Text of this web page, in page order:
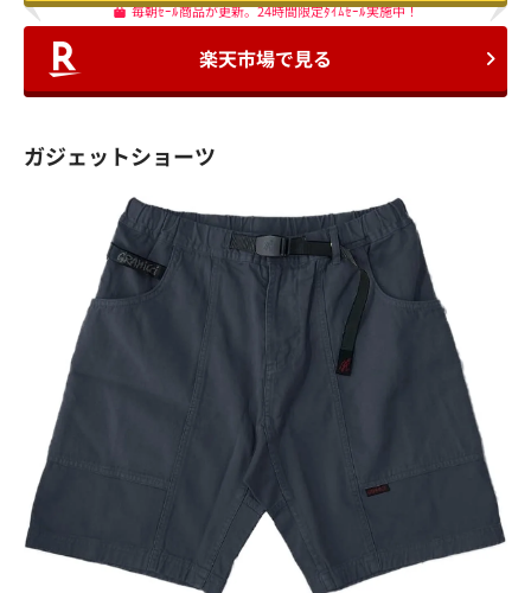
毎朝ｾｰﾙ商品が更新。24時間限定ﾀｲﾑｾｰﾙ実施中！
楽天市場で見る
ガジェットショーツ